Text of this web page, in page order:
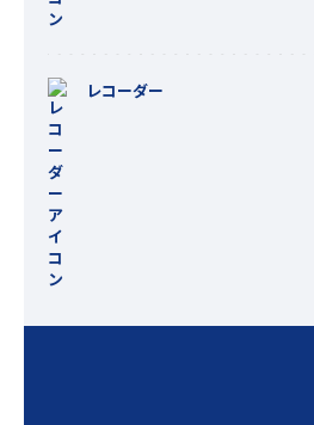
レコーダー